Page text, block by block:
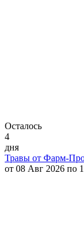
Осталось
4
дня
Травы от Фарм-
от 08 Авг 2026 по